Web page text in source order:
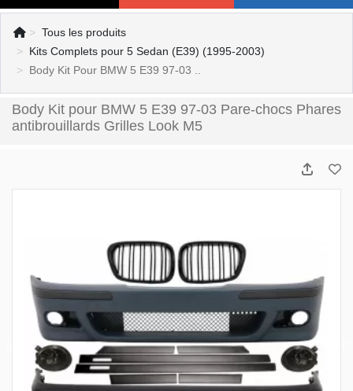
Tous les produits
Kits Complets pour 5 Sedan (E39) (1995-2003)
Body Kit Pour BMW 5 E39 97-03 ..
Body Kit pour BMW 5 E39 97-03 Pare-chocs Phares
antibrouillards Grilles Look M5